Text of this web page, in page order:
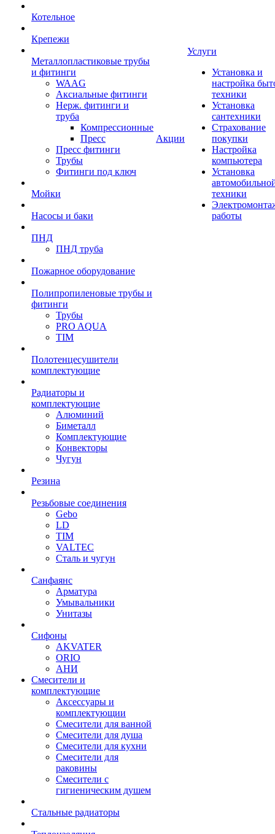
Котельное
Крепежи
Металлопластиковые трубы
и фитинги
WAAG
Аксиальные фитинги
Нерж. фитинги и
труба
Компрессионные
Пресс
Пресс фитинги
Трубы
Фитинги под ключ
Мойки
Насосы и баки
ПНД
ПНД труба
Пожарное оборудование
Полипропиленовые трубы и
фитинги
Трубы
PRO AQUA
TIM
Полотенцесушители
комплектующие
Радиаторы и
комплектующие
Алюминий
Биметалл
Комплектующие
Конвекторы
Чугун
Резина
Резьбовые соединения
Gebo
LD
TIM
VALTEC
Сталь и чугун
Санфаянс
Арматура
Умывальники
Унитазы
Сифоны
AKVATER
ORIO
АНИ
Смесители и
комплектующие
Аксессуары и
комплектующии
Смесители для ванной
Смесители для душа
Смесители для кухни
Смесители для
раковины
Смесители с
гигиеническим душем
Стальные радиаторы
Акции
Услуги
Установка и
настройка
техники
Установка
сантехники
Страхование
покупки
Настройка
компьютера
Установка
техники
работы